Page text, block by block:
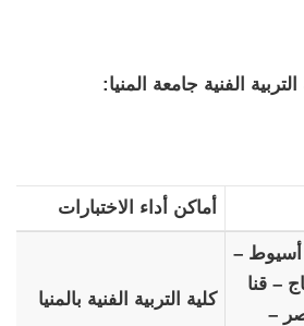
الفنية جامعة المنيا:
أماكن أداء الاختبارات
أسيوط –
– قنا
–
كلية التربية الفنية بالمنيا